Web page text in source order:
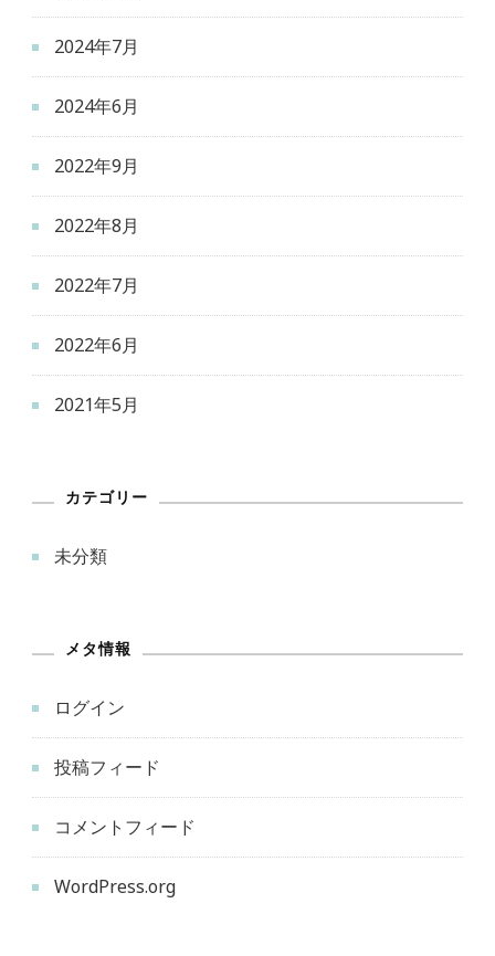
2024年7月
2024年6月
2022年9月
2022年8月
2022年7月
2022年6月
2021年5月
カテゴリー
未分類
メタ情報
ログイン
投稿フィード
コメントフィード
WordPress.org